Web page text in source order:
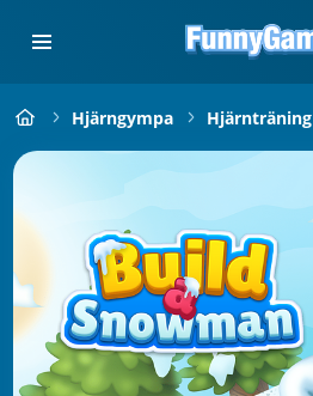
Hjärngympa Hjärnträning